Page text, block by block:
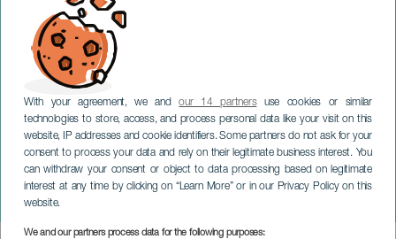
With your agreement, we andour 14 partnersuse cookies or similar
technologies to store, access, and process personal data like your visit on this
website, IP addresses and cookie identifiers. Some partners do not ask for your
consent to process your data and rely on their legitimate business interest. You
can withdraw your consent or object to data processing based on legitimate
interest at any time by clicking on “Learn More” or in our Privacy Policy on this
website.
We and our partners process data for the following purposes:
Festival DARC
TENERIFE